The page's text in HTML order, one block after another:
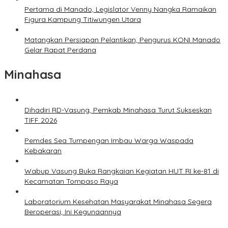
Pertama di Manado, Legislator Venny Nangka Ramaikan
Figura Kampung Titiwungen Utara
Matangkan Persiapan Pelantikan, Pengurus KONI Manado
Gelar Rapat Perdana
Minahasa
Dihadiri RD-Vasung, Pemkab Minahasa Turut Sukseskan
TIFF 2026
Pemdes Sea Tumpengan Imbau Warga Waspada
Kebakaran
Wabup Vasung Buka Rangkaian Kegiatan HUT RI ke-81 di
Kecamatan Tompaso Raya
Laboratorium Kesehatan Masyarakat Minahasa Segera
Beroperasi, Ini Kegunaannya